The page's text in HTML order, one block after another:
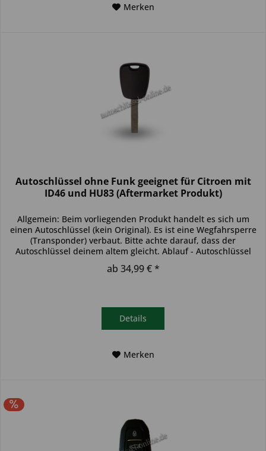
Merken
Autoschlüssel ohne Funk geeignet für Citroen mit
ID46 und HU83 (Aftermarket Produkt)
Allgemein: Beim vorliegenden Produkt handelt es sich um
einen Autoschlüssel (kein Original). Es ist eine Wegfahrsperre
(Transponder) verbaut. Bitte achte darauf, dass der
Autoschlüssel deinem altem gleicht. Ablauf - Autoschlüssel
ab 34,99 € *
Details
Merken